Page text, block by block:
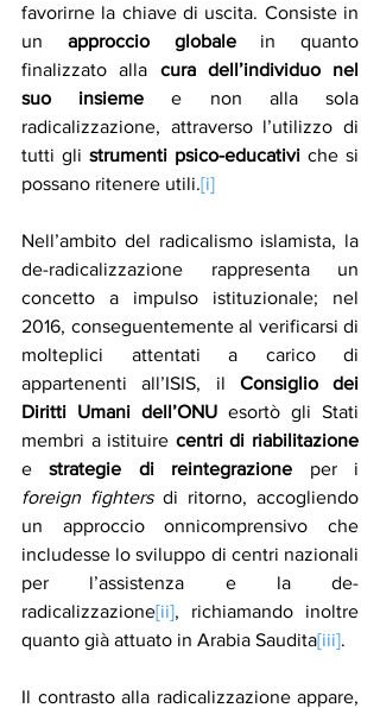
favorirne la chiave di uscita. Consiste in
un approccio globale in quanto
finalizzato alla cura dell’individuo nel
suo insieme e non alla sola
radicalizzazione, attraverso l’utilizzo di
tutti gli strumenti psico-educativi che si
possano ritenere utili.[i]
Nell’ambito del radicalismo islamista, la
de-radicalizzazione rappresenta un
concetto a impulso istituzionale; nel
2016, conseguentemente al verificarsi di
molteplici attentati a carico di
appartenenti all’ISIS, il Consiglio dei
Diritti Umani dell’ONU esortò gli Stati
membri a istituire centri di riabilitazione
e strategie di reintegrazione
foreign fighters di ritorno, accogliendo
un approccio onnicomprensivo che
includesse lo sviluppo di centri nazionali
per l’assistenza e la de-
radicalizzazione[ii], richiamando inoltre
quanto già attuato in Arabia Saudita[iii].
Il contrasto alla radicalizzazione appare,